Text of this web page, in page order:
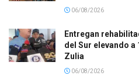
06/08/2026
Entregan
del Sur elevando a
Zulia
06/08/2026